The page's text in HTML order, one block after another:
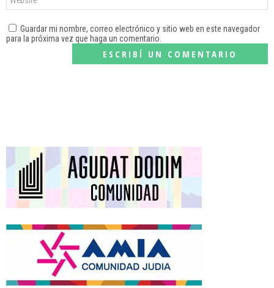
Guardar mi nombre, correo electrónico y sitio web en este navegador
para la próxima vez que haga un comentario.